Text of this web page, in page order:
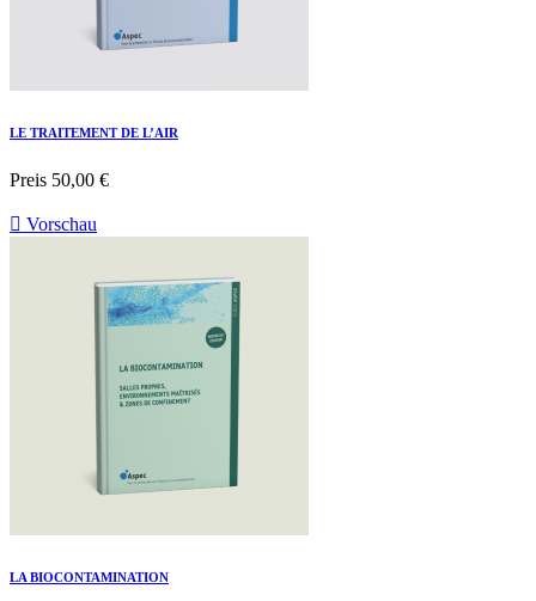
LE TRAITEMENT DE L’AIR
Preis 50,00 €
 Vorschau
LA BIOCONTAMINATION